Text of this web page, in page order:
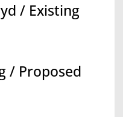
/ Existing
/ Proposed